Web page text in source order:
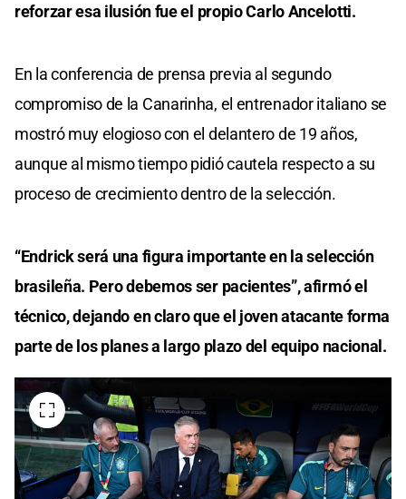
reforzar esa ilusión fue el propio Carlo Ancelotti.
En la conferencia de prensa previa al segundo
compromiso de la Canarinha, el entrenador italiano se
mostró muy elogioso con el delantero de 19 años,
aunque al mismo tiempo pidió cautela respecto a su
proceso de crecimiento dentro de la selección.
“Endrick será una figura importante en la selección
brasileña. Pero debemos ser pacientes”, afirmó el
técnico, dejando en claro que el joven atacante forma
parte de los planes a largo plazo del equipo nacional.